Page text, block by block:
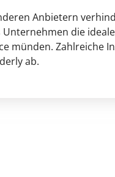
Anbietern
die
münden. Zahlreiche
ab.